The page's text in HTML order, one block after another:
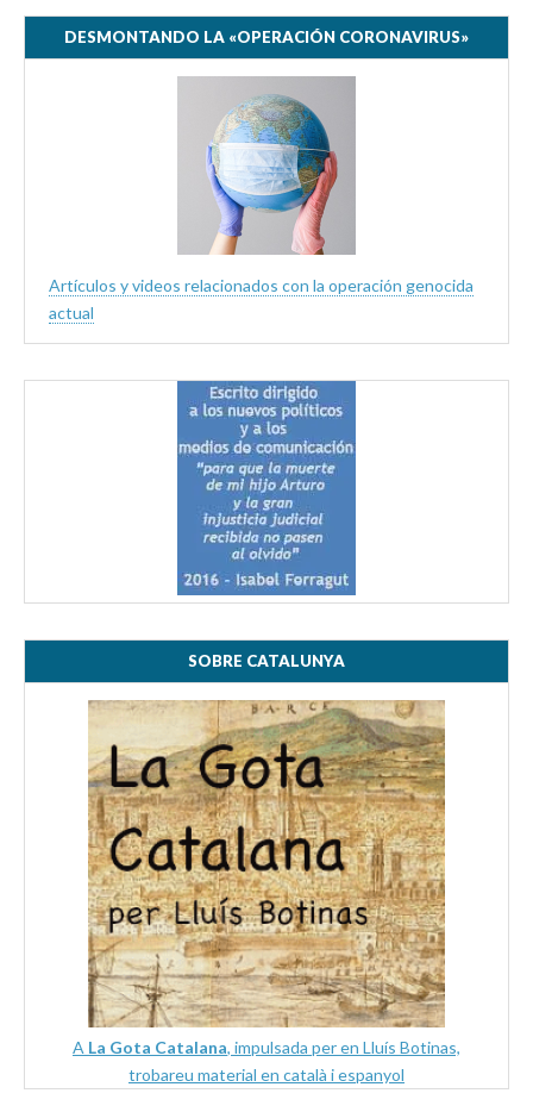
DESMONTANDO LA «OPERACIÓN CORONAVIRUS»
Artículos y videos relacionados con la operación genocida
actual
SOBRE CATALUNYA
A La Gota Catalana, impulsada per en Lluís Botinas,
trobareu material en català i espanyol